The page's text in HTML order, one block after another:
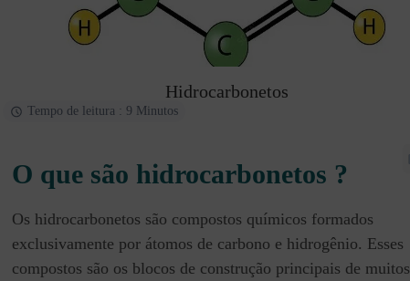
Hidrocarbonetos
Tempo de leitura : 9 Minutos
O que são hidrocarbonetos ?
Os hidrocarbonetos são compostos químicos formados
exclusivamente por átomos de carbono e hidrogênio. Esses
compostos são os blocos de construção principais de muitos